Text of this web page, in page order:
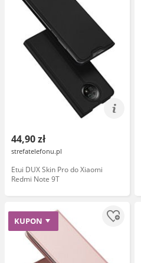
44,90 zł
strefatelefonu.pl
Etui DUX Skin Pro do Xiaomi
Redmi Note 9T
KUPON